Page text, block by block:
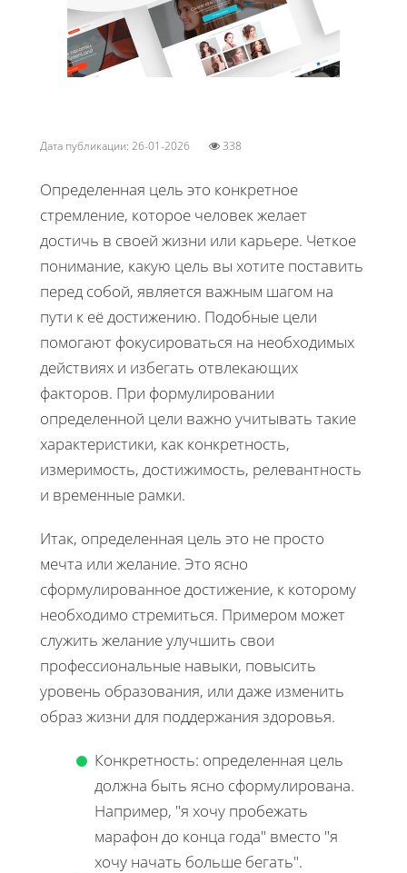
Дата публикации: 26-01-2026 338
Определенная цель это конкретное
стремление, которое человек желает
достичь в своей жизни или карьере. Четкое
понимание, какую цель вы хотите поставить
перед собой, является важным шагом на
пути к её достижению. Подобные цели
помогают фокусироваться на необходимых
действиях и избегать отвлекающих
факторов. При формулировании
определенной цели важно учитывать такие
характеристики, как конкретность,
измеримость, достижимость, релевантность
и временные рамки.
Итак, определенная цель это не просто
мечта или желание. Это ясно
сформулированное достижение, к которому
необходимо стремиться. Примером может
служить желание улучшить свои
профессиональные навыки, повысить
уровень образования, или даже изменить
образ жизни для поддержания здоровья.
Конкретность: определенная цель
должна быть ясно сформулирована.
Например, "я хочу пробежать
марафон до конца года" вместо "я
хочу начать больше бегать".